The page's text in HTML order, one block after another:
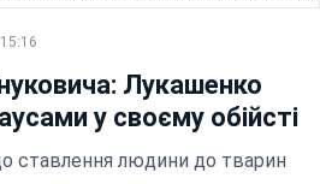
Лукашенко
у своєму обійсті
ставлення людини до тварин